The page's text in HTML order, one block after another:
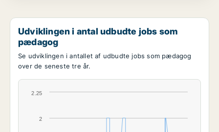
Udviklingen i antal udbudte jobs som
pædagog
Se udviklingen i antallet af udbudte jobs som pædagog
over de seneste tre år.
2
2.25